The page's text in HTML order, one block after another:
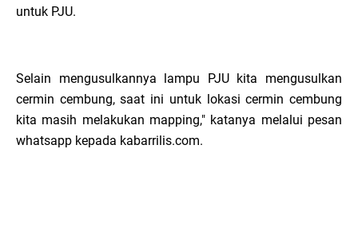
untuk PJU.
Selain mengusulkannya lampu PJU kita mengusulkan
cermin cembung, saat ini untuk lokasi cermin cembung
kita masih melakukan mapping," katanya melalui pesan
whatsapp kepada kabarrilis.com.